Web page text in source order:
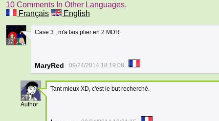
10 Comments In Other Languages.
Français
English
37
Case 3 , m'a fais plier en 2 MDR
MaryRed 09/24/2014 18:19:08
27
Author
Tant mieux XD, c'est le but recherché.